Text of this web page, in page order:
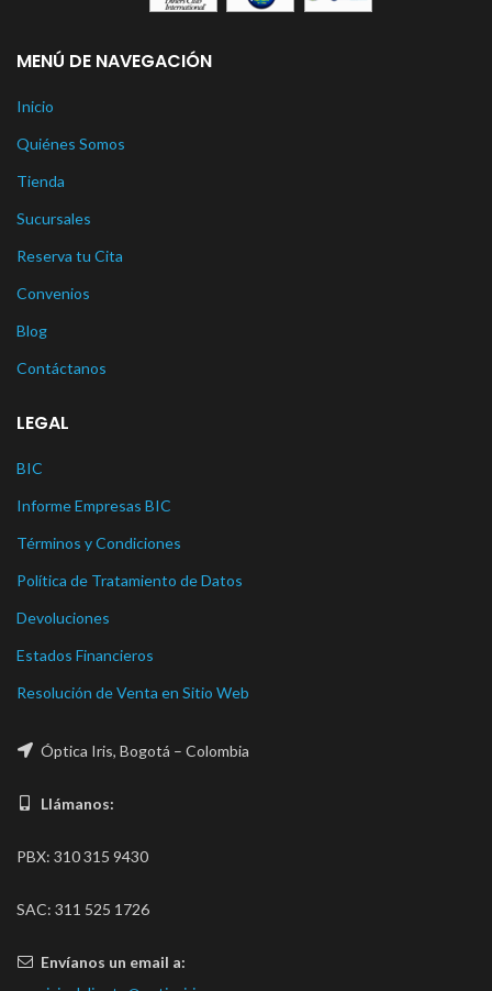
MENÚ DE NAVEGACIÓN
Inicio
Quiénes Somos
Tienda
Sucursales
Reserva tu Cita
Convenios
Blog
Contáctanos
LEGAL
BIC
Informe Empresas BIC
Términos y Condiciones
Política de Tratamiento de Datos
Devoluciones
Estados Financieros
Resolución de Venta en Sitio Web
Óptica Iris, Bogotá – Colombia
Llámanos:
PBX: 310 315 9430
SAC: 311 525 1726
Envíanos un email a: